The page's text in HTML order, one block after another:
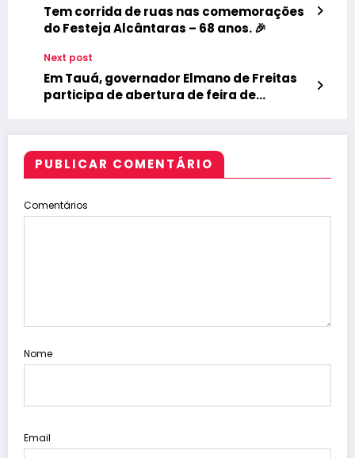
Tem corrida de ruas nas comemorações
do Festeja Alcântaras – 68 anos. 🎉
Next post
Em Tauá, governador Elmano de Freitas
participa de abertura de feira de
PUBLICAR COMENTÁRIO
Comentários
Nome
Email